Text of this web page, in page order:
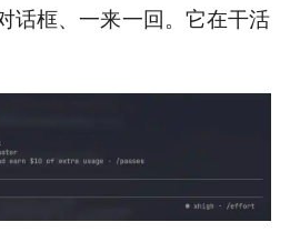
话框、一来一回。它在干活